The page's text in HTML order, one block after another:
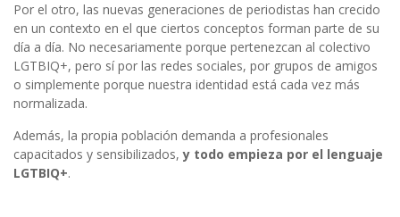
Por el otro, las nuevas generaciones de periodistas han crecido
en un contexto en el que ciertos conceptos forman parte de su
día a día. No necesariamente porque pertenezcan al colectivo
LGTBIQ+, pero sí por las redes sociales, por grupos de amigos
o simplemente porque nuestra identidad está cada vez más
normalizada.
Además, la propia población demanda a profesionales
capacitados y sensibilizados,y todo empieza por el lenguaje
LGTBIQ+.